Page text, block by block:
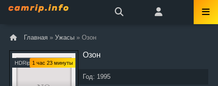
Главная » Ужасы » Озон
HDRip 1 час 23 минуты
Озон
Год: 1995